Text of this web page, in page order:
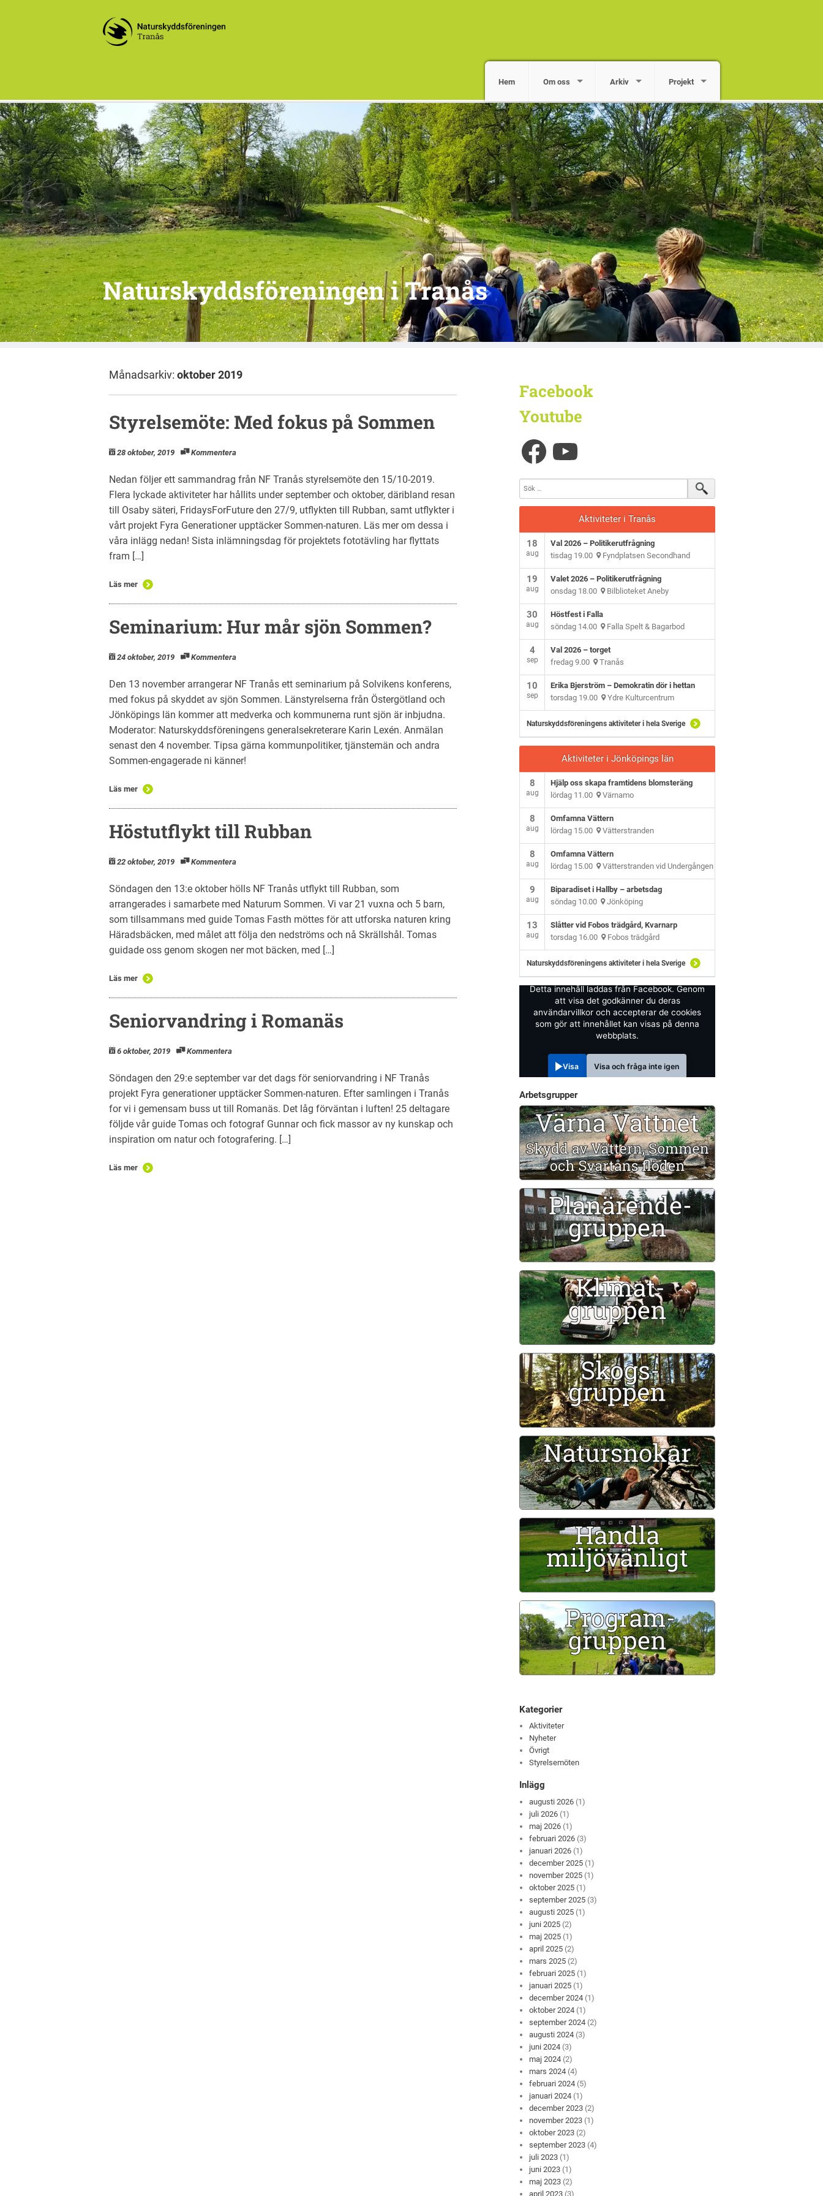
Hem Om oss Arkiv Projekt
Naturskyddsföreningen i Tranås
Månadsarkiv: oktober 2019
Styrelsemöte: Med fokus på Sommen
28 oktober, 2019 Kommentera
Nedan följer ett sammandrag från NF Tranås styrelsemöte den 15/10-2019.
Flera lyckade aktiviteter har hållits under september och oktober, däribland resan
till Osaby säteri, FridaysForFuture den 27/9, utflykten till Rubban, samt utflykter i
vårt projekt Fyra Generationer upptäcker Sommen-naturen. Läs mer om dessa i
våra inlägg nedan! Sista inlämningsdag för projektets fototävling har flyttats
fram […]
Läs mer
Seminarium: Hur mår sjön Sommen?
24 oktober, 2019 Kommentera
Den 13 november arrangerar NF Tranås ett seminarium på Solvikens konferens,
med fokus på skyddet av sjön Sommen. Länstyrelserna från Östergötland och
Jönköpings län kommer att medverka och kommunerna runt sjön är inbjudna.
Moderator: Naturskyddsföreningens generalsekreterare Karin Lexén. Anmälan
senast den 4 november. Tipsa gärna kommunpolitiker, tjänstemän och andra
Sommen-engagerade ni känner!
Läs mer
Höstutflykt till Rubban
22 oktober, 2019 Kommentera
Söndagen den 13:e oktober hölls NF Tranås utflykt till Rubban, som
arrangerades i samarbete med Naturum Sommen. Vi var 21 vuxna och 5 barn,
som tillsammans med guide Tomas Fasth möttes för att utforska naturen kring
Häradsbäcken, med målet att följa den nedströms och nå Skrällshål. Tomas
guidade oss genom skogen ner mot bäcken, med […]
Läs mer
Seniorvandring i Romanäs
6 oktober, 2019 Kommentera
Söndagen den 29:e september var det dags för seniorvandring i NF Tranås
projekt Fyra generationer upptäcker Sommen-naturen. Efter samlingen i Tranås
for vi i gemensam buss ut till Romanäs. Det låg förväntan i luften! 25 deltagare
följde vår guide Tomas och fotograf Gunnar och fick massor av ny kunskap och
inspiration om natur och fotografering. […]
Läs mer
Facebook
Youtube
Aktiviteter i Tranås
18
aug
Val 2026 – Politikerutfrågning
tisdag 19.00 Fyndplatsen Secondhand
19
aug
Valet 2026 – Politikerutfrågning
onsdag 18.00 Bilblioteket Aneby
30
aug
Höstfest i Falla
söndag 14.00 Falla Spelt & Bagarbod
4
sep
Val 2026 – torget
fredag 9.00 Tranås
10
sep
Erika Bjerström – Demokratin dör i hettan
torsdag 19.00 Ydre Kulturcentrum
Naturskyddsföreningens aktiviteter i hela Sverige
Aktiviteter i Jönköpings län
8
aug
Hjälp oss skapa framtidens blomsteräng
lördag 11.00 Värnamo
8
aug
Omfamna Vättern
lördag 15.00 Vätterstranden
8
aug
Omfamna Vättern
lördag 15.00 Vätterstranden vid Undergången
9
aug
Biparadiset i Hallby – arbetsdag
söndag 10.00 Jönköping
13
aug
Slåtter vid Fobos trädgård, Kvarnarp
torsdag 16.00 Fobos trädgård
Naturskyddsföreningens aktiviteter i hela Sverige
Detta innehåll laddas från Facebook. Genom
att visa det godkänner du deras
användarvillkor och accepterar de cookies
som gör att innehållet kan visas på denna
webbplats.
Visa Visa och fråga inte igen
Arbetsgrupper
Kategorier
Aktiviteter
Nyheter
Övrigt
Styrelsemöten
Inlägg
augusti 2026 (1)
juli 2026 (1)
maj 2026 (1)
februari 2026 (3)
januari 2026 (1)
december 2025 (1)
november 2025 (1)
oktober 2025 (1)
september 2025 (3)
augusti 2025 (1)
juni 2025 (2)
maj 2025 (1)
april 2025 (2)
mars 2025 (2)
februari 2025 (1)
januari 2025 (1)
december 2024 (1)
oktober 2024 (1)
september 2024 (2)
augusti 2024 (3)
juni 2024 (3)
maj 2024 (2)
mars 2024 (4)
februari 2024 (5)
januari 2024 (1)
december 2023 (2)
november 2023 (1)
oktober 2023 (2)
september 2023 (4)
juli 2023 (1)
juni 2023 (1)
maj 2023 (2)
april 2023 (3)